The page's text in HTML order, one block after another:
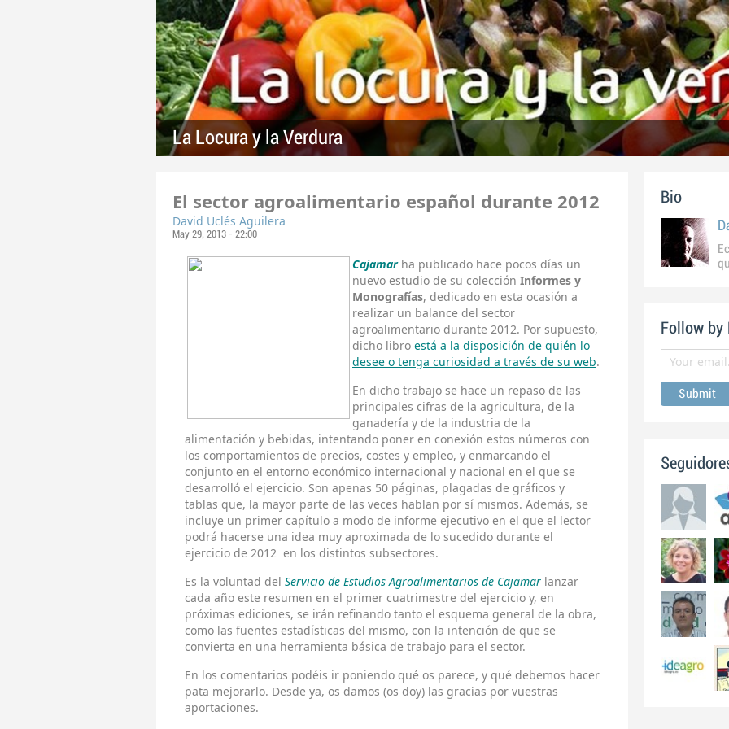
La Locura y la Verdura
El sector agroalimentario español durante 2012
David Uclés Aguilera
May 29, 2013 - 22:00
Cajamar ha publicado hace pocos días un
nuevo estudio de su colección Informes y
Monografías, dedicado en esta ocasión a
realizar un balance del sector
agroalimentario durante 2012. Por supuesto,
dicho libro está a la disposición de quién lo
desee o tenga curiosidad a través de su web.
En dicho trabajo se hace un repaso de las
principales cifras de la agricultura, de la
ganadería y de la industria de la
alimentación y bebidas, intentando poner en conexión estos números con
los comportamientos de precios, costes y empleo, y enmarcando el
conjunto en el entorno económico internacional y nacional en el que se
desarrolló el ejercicio. Son apenas 50 páginas, plagadas de gráficos y
tablas que, la mayor parte de las veces hablan por sí mismos. Además, se
incluye un primer capítulo a modo de informe ejecutivo en el que el lector
podrá hacerse una idea muy aproximada de lo sucedido durante el
ejercicio de 2012 en los distintos subsectores.
Es la voluntad del Servicio de Estudios Agroalimentarios de Cajamar lanzar
cada año este resumen en el primer cuatrimestre del ejercicio y, en
próximas ediciones, se irán refinando tanto el esquema general de la obra,
como las fuentes estadísticas del mismo, con la intención de que se
convierta en una herramienta básica de trabajo para el sector.
En los comentarios podéis ir poniendo qué os parece, y qué debemos hacer
pata mejorarlo. Desde ya, os damos (os doy) las gracias por vuestras
aportaciones.
Bio
Follow by